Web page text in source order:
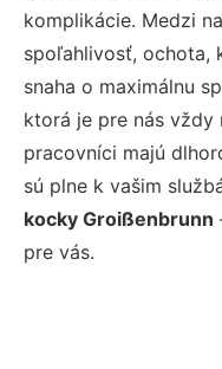
komplikácie. Medzi
spoľahlivosť, ochota,
snaha o maximálnu
ktorá je pre nás vždy
pracovníci majú
sú plne k vašim
kocky Groißenbrunn
pre vás.